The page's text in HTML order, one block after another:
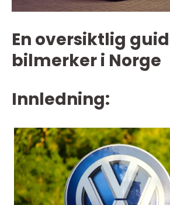
En oversiktlig
bilmerker i Norge
Innledning: